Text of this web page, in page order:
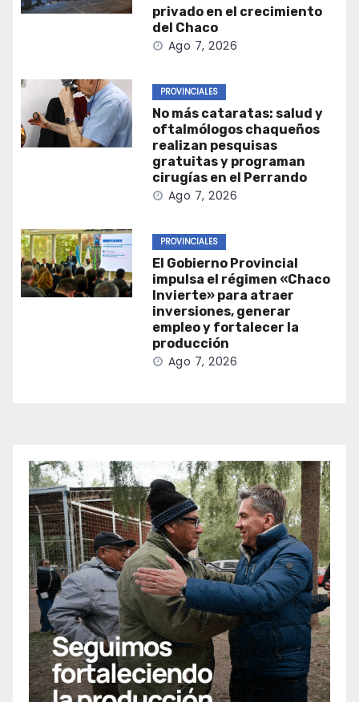
privado en el crecimiento
del Chaco
Ago 7, 2026
PROVINCIALES
No más cataratas: salud y
oftalmólogos chaqueños
realizan pesquisas
gratuitas y programan
cirugías en el Perrando
Ago 7, 2026
PROVINCIALES
El Gobierno Provincial
impulsa el régimen «Chaco
Invierte» para atraer
inversiones, generar
empleo y fortalecer la
producción
Ago 7, 2026